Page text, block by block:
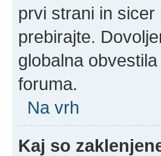
prvi strani in
prebirajte.
globalna
foruma.
Na vrh
Kaj so